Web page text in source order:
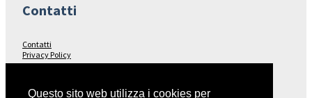
Contatti
Contatti
Privacy Policy
Seguici su…
Questo sito web utilizza i cookies per